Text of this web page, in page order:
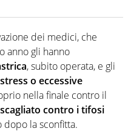
dei medici, che
anno gli hanno
, subito operata, e gli
o eccessive
nella finale contro il
contro i tifosi
dopo la sconfitta.